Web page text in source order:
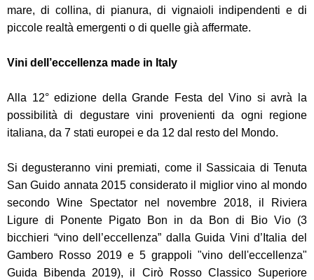
mare, di collina, di pianura, di vignaioli indipendenti e di
piccole realtà emergenti o di quelle già affermate.
Vini dell’eccellenza made in Italy
Alla 12° edizione della Grande Festa del Vino si avrà la
possibilità di degustare vini provenienti da ogni regione
italiana, da 7 stati europei e da 12 dal resto del Mondo.
Si degusteranno vini premiati, come il Sassicaia di Tenuta
San Guido annata 2015 considerato il miglior vino al mondo
secondo Wine Spectator nel novembre 2018, il Riviera
Ligure di Ponente Pigato Bon in da Bon di Bio Vio (3
bicchieri “vino dell’eccellenza” dalla Guida Vini d’Italia del
Gambero Rosso 2019 e 5 grappoli "vino dell'eccellenza"
Guida Bibenda 2019), il Cirò Rosso Classico Superiore